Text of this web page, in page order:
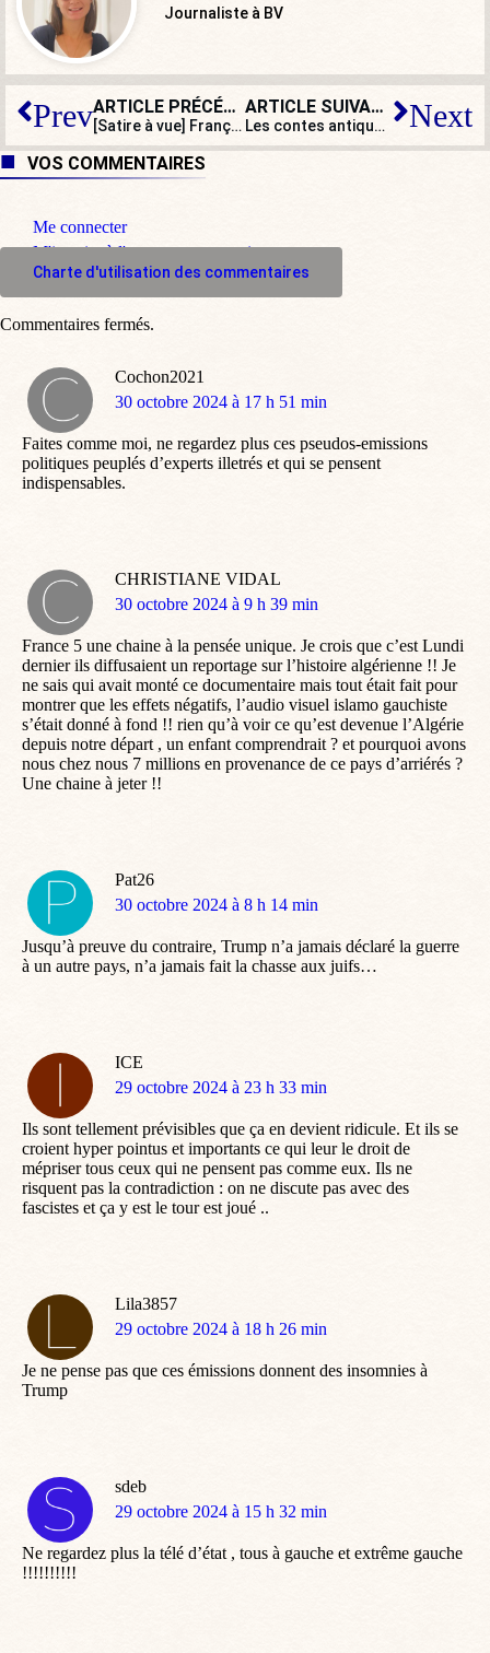
Journaliste à BV
Prev ARTICLE PRÉCÉDENT
[Satire à vue] François Hollande, présent à la télé mais discret à l’Assemblée
ARTICLE SUIVANT
Les contes antiques décryptés et… réécrits : il était une fois le wokisme ! Next
VOS COMMENTAIRES
Me connecter
M'inscrire à l'espace commentaire
Charte d'utilisation des commentaires
Cochon2021
dit
30 octobre 2024 à 17 h 51 min
Faites comme moi, ne regardez plus ces pseudos-emissions
politiques peuplés d’experts illetrés et qui se pensent
indispensables.
CHRISTIANE VIDAL
dit
30 octobre 2024 à 9 h 39 min
France 5 une chaine à la pensée unique. Je crois que c’est Lundi
dernier ils diffusaient un reportage sur l’histoire algérienne !! Je
ne sais qui avait monté ce documentaire mais tout était fait pour
montrer que les effets négatifs, l’audio visuel islamo gauchiste
s’était donné à fond !! rien qu’à voir ce qu’est devenue l’Algérie
depuis notre départ , un enfant comprendrait ? et pourquoi avons
nous chez nous 7 millions en provenance de ce pays d’arriérés ?
Une chaine à jeter !!
Pat26
dit
30 octobre 2024 à 8 h 14 min
Jusqu’à preuve du contraire, Trump n’a jamais déclaré la guerre
à un autre pays, n’a jamais fait la chasse aux juifs…
ICE
dit
29 octobre 2024 à 23 h 33 min
Ils sont tellement prévisibles que ça en devient ridicule. Et ils se
croient hyper pointus et importants ce qui leur le droit de
mépriser tous ceux qui ne pensent pas comme eux. Ils ne
risquent pas la contradiction : on ne discute pas avec des
fascistes et ça y est le tour est joué ..
Lila3857
dit
29 octobre 2024 à 18 h 26 min
Je ne pense pas que ces émissions donnent des insomnies à
Trump
sdeb
dit
29 octobre 2024 à 15 h 32 min
Ne regardez plus la télé d’état , tous à gauche et extrême gauche
!!!!!!!!!!
Commentaires fermés.